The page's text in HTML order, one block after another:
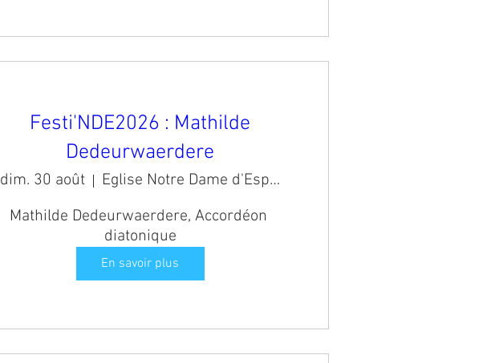
Festi'NDE2026 : Mathilde
Dedeurwaerdere
dim. 30 août
Eglise Notre Dame d'Espérence
Mathilde Dedeurwaerdere, Accordéon
diatonique
En savoir plus